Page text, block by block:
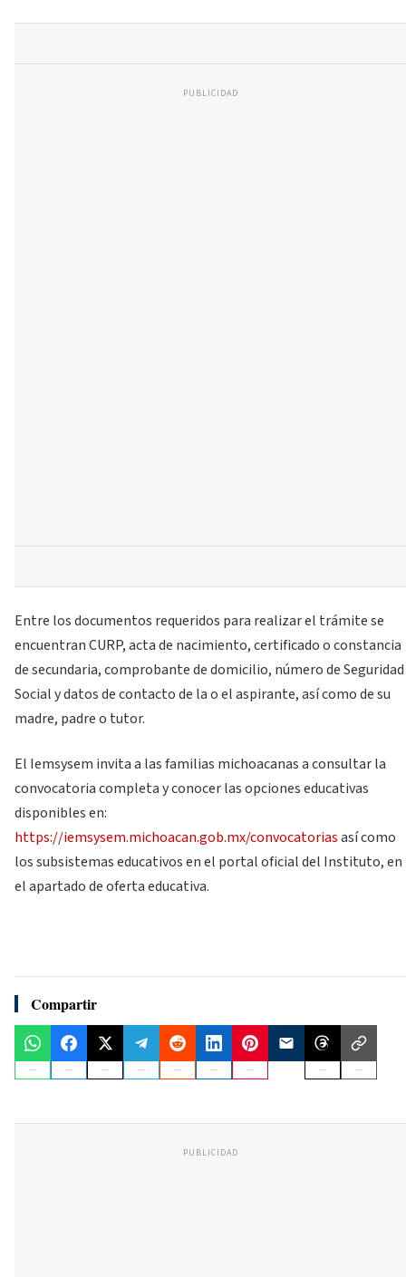
PUBLICIDAD
Entre los documentos requeridos para realizar el trámite se
encuentran CURP, acta de nacimiento, certificado o constancia
de secundaria, comprobante de domicilio, número de Seguridad
Social y datos de contacto de la o el aspirante, así como de su
madre, padre o tutor.
El Iemsysem invita a las familias michoacanas a consultar la
convocatoria completa y conocer las opciones educativas
disponibles en:
https://iemsysem.michoacan.gob.mx/convocatoriasasí como
los subsistemas educativos en el portal oficial del Instituto, en
el apartado de oferta educativa.
Compartir
PUBLICIDAD